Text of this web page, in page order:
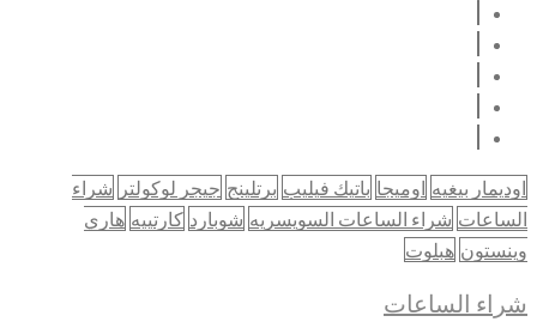
اوديمار بيغيه اوميجا باتيك فيليب برتلينج جيجر لوكولتر شراء
الساعات شراء الساعات السويسريه شوبارد كارتييه هاري
وينستون هبلوت
شراء الساعات